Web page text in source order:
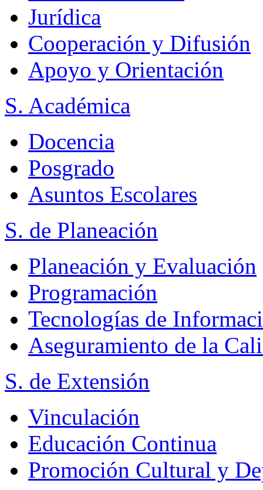
Jurídica
Cooperación y Difusión
Apoyo y Orientación
S. Académica
Docencia
Posgrado
Asuntos Escolares
S. de Planeación
Planeación y Evaluación
Programación
Tecnologías de
Aseguramiento de la
S. de Extensión
Vinculación
Educación Continua
Promoción Cultural y